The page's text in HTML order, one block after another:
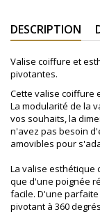
DESCRIPTION
Valise coiffure et
pivotantes.
Cette valise coiffure
La modularité de la
vos souhaits, la
n'avez pas besoin
amovibles pour
La valise esthétique
que d'une poignée
facile. D'une
pivotant à 360